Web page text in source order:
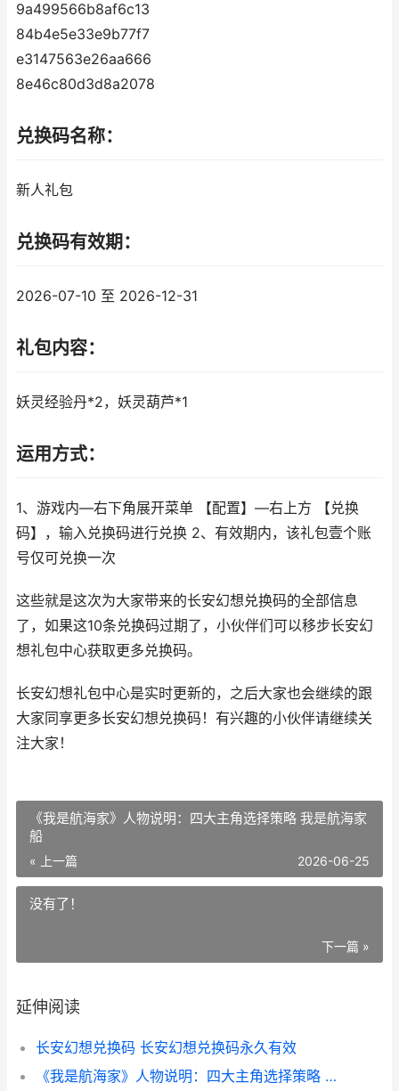
9a499566b8af6c13
84b4e5e33e9b77f7
e3147563e26aa666
8e46c80d3d8a2078
兑换码名称：
新人礼包
兑换码有效期：
2026-07-10 至 2026-12-31
礼包内容：
妖灵经验丹*2，妖灵葫芦*1
运用方式：
1、游戏内—右下角展开菜单 【配置】—右上方 【兑换
码】，输入兑换码进行兑换 2、有效期内，该礼包壹个账
号仅可兑换一次
这些就是这次为大家带来的长安幻想兑换码的全部信息
了，如果这10条兑换码过期了，小伙伴们可以移步长安幻
想礼包中心获取更多兑换码。
长安幻想礼包中心是实时更新的，之后大家也会继续的跟
大家同享更多长安幻想兑换码！有兴趣的小伙伴请继续关
注大家！
《我是航海家》人物说明：四大主角选择策略 我是航海家
船
« 上一篇 2026-06-25
没有了！
下一篇 »
延伸阅读
长安幻想兑换码 长安幻想兑换码永久有效
《我是航海家》人物说明：四大主角选择策略 我是航海家船